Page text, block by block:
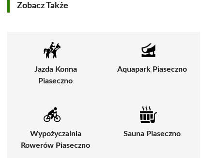
Zobacz Także
Jazda Konna
Piaseczno
Aquapark Piaseczno
Wypożyczalnia
Rowerów Piaseczno
Sauna Piaseczno